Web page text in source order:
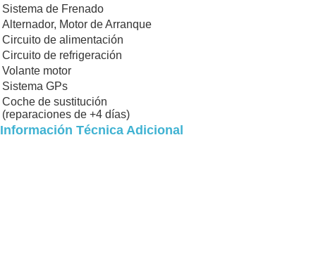
Sistema de Frenado
Alternador, Motor de Arranque
Circuito de alimentación
Circuito de refrigeración
Volante motor
Sistema GPs
Coche de sustitución
(reparaciones de +4 días)
Información Técnica Adicional